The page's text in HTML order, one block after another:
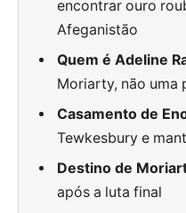
encontrar ouro
Afeganistão
Quem é Adeline
Moriarty, não uma
Casamento de
Tewkesbury e
Destino de
após a luta final